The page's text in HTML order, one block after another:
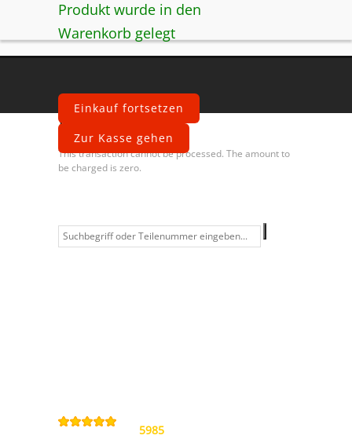
Produkt wurde in den
Warenkorb gelegt
Einkauf fortsetzen
Zur Kasse gehen
Fehler
This transaction cannot be processed. The amount to
be charged is zero.
Kontakt
Allgemeine
/5
5985